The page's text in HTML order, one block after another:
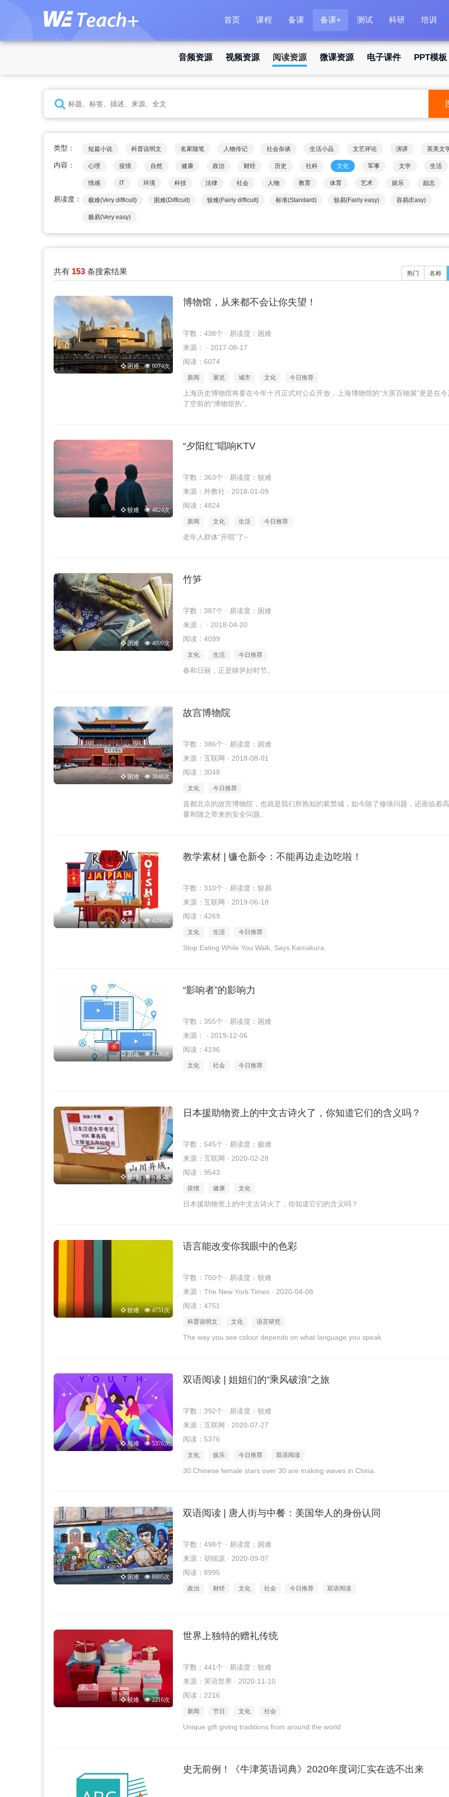
首页 课程 备课 备课+ 测试 科研 培训
音频资源 视频资源 阅读资源 微课资源 电子课件 PPT模板
类型： 短篇小说 科普说明文 名家随笔 人物传记 社会杂谈 生活小品 文艺评论 演讲 英美文
内容： 心理 疫情 自然 健康 政治 财经 历史 社科 文化 军事 文学 生活
情感 IT 环境 科技 法律 社会 人物 教育 体育 艺术 娱乐 励志
易读度： 极难(Very difficult) 困难(Difficult) 较难(Fairly difficult) 标准(Standard) 较易(Fairly easy) 容易(Easy)
极易(Very easy)
共有 153 条搜索结果 热门 名称
困难 6074次
博物馆，从来都不会让你失望！
字数：438个 · 易读度：困难
来源： · 2017-08-17
阅读：6074
新闻 展览 城市 文化 今日推荐
上海历史博物馆将要在今年十月正式对公众开放，上海博物馆的“大英百物展”更是在
了空前的“博物馆热”。
较难 4824次
“夕阳红”唱响KTV
字数：363个 · 易读度：较难
来源：外教社 · 2018-01-09
阅读：4824
新闻 文化 生活 今日推荐
老年人群体“开唱”了~
困难 4099次
竹笋
字数：387个 · 易读度：困难
来源： · 2018-04-20
阅读：4099
文化 生活 今日推荐
春和日丽，正是啖笋好时节。
困难 3048次
故宫博物院
字数：386个 · 易读度：困难
来源：互联网 · 2018-08-01
阅读：3048
文化 今日推荐
首都北京的故宫博物院，也就是我们所熟知的紫禁城，如今除了修缮问题，还面临着
量和随之带来的安全问题。
较易 4269次
教学素材 | 镰仓新令：不能再边走边吃啦！
字数：310个 · 易读度：较易
来源：互联网 · 2019-06-18
阅读：4269
文化 生活 今日推荐
Stop Eating While You Walk, Says Kamakura.
困难 4196次
“影响者”的影响力
字数：355个 · 易读度：困难
来源： · 2019-12-06
阅读：4196
文化 社会 今日推荐
极难 9543次
日本援助物资上的中文古诗火了，你知道它们的含义吗？
字数：545个 · 易读度：极难
来源：互联网 · 2020-02-28
阅读：9543
疫情 健康 文化
日本援助物资上的中文古诗火了，你知道它们的含义吗？
较难 4751次
语言能改变你我眼中的色彩
字数：750个 · 易读度：较难
来源：The New York Times · 2020-04-08
阅读：4751
科普说明文 文化 语言研究
The way you see colour depends on what language you speak
较难 5376次
双语阅读 | 姐姐们的“乘风破浪”之旅
字数：392个 · 易读度：较难
来源：互联网 · 2020-07-27
阅读：5376
文化 娱乐 今日推荐 双语阅读
30 Chinese female stars over 30 are making waves in China.
困难 8995次
双语阅读 | 唐人街与中餐：美国华人的身份认同
字数：498个 · 易读度：困难
来源：胡锦源 · 2020-09-07
阅读：8995
政治 财经 文化 社会 今日推荐 双语阅读
较难 2216次
世界上独特的赠礼传统
字数：441个 · 易读度：较难
来源：英语世界 · 2020-11-10
阅读：2216
新闻 节日 文化 社会
Unique gift giving traditions from around the world
史无前例！《牛津英语词典》2020年度词汇实在选不出来